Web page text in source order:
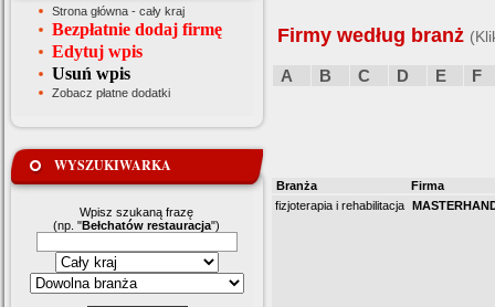
Strona główna - cały kraj
Bezpłatnie dodaj firmę
Edytuj wpis
Usuń wpis
Zobacz płatne dodatki
WYSZUKIWARKA
Wpisz szukaną frazę
(np. "Bełchatów restauracja")
Firmy według branż
A B C D E F
Branża
Firma
fizjoterapia i rehabilitacja